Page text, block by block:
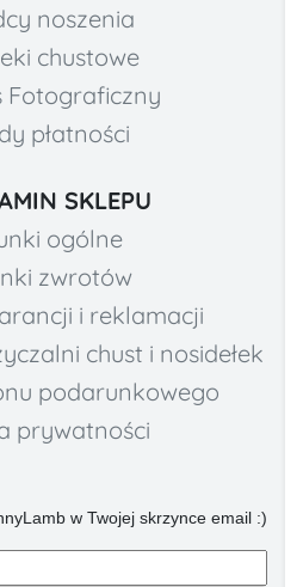
noszenia
chustowe
Fotograficzny
płatności
SKLEPU
ogólne
zwrotów
i reklamacji
chust i nosidełek
podarunkowego
prywatności
w Twojej skrzynce email :)